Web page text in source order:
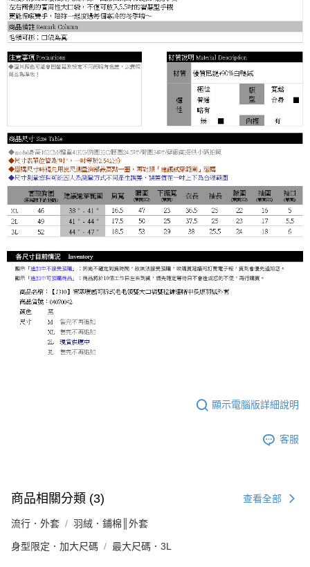
顯示電腦版詳細說明
客服
商品相關分類 (3) 查看全部
流行．外套 羽絨．鋪棉║外套
身型限定．加大尺碼 最大尺碼．3L